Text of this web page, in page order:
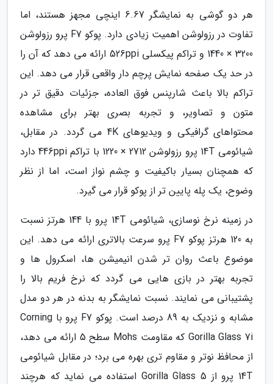
هر دو گوشی به نمایشگر 6.67 اینچی مجهز هستند، اما
تفاوت در رزولوشن اهمیت زیادی دارد. پوکو F7 پرو رزولوشن
3200 × 1440 و تراکم پیکسلی 526ppi ارائه می دهد که آن را
در حد یک صفحه نمایش پرچم دار واقعی قرار می دهد. این
تراکم بالا باعث شارپنس فوق العاده، جزئیات دقیق تر در
متون و تصاویر، و تجربه بصری بهتر برای مشاهده
محتواهای گرافیکی و ویدیوهای 4K می گردد. در مقابل،
شیائومی 14T پرو رزولوشن 2712 × 1220 با تراکم 446ppi دارد
که همچنان بسیار باکیفیت و چشم نواز است، اما از نظر
وضوح، یک پله پایین تر از پوکو قرار می گیرد.
در زمینه نرخ نوسازی، شیائومی 14T پرو با 144 هرتز نسبت
به 120 هرتز پوکو F7 پرو سرعت بالاتری ارائه می دهد. این
موضوع باعث روان تر شدن انیمیشن ها، اسکرول ها و
تجربه بهتر در بازی هایی می گردد که نرخ فریم بالا را
پشتیبانی می نمایند. نسبت نمایشگر به بدنه در هر دو مدل
مشابه و نزدیک به 89 درصد است. پوکو F7 پرو با Corning
Gorilla Glass 7i که مقاومت Mohs سطح 5 ارائه می دهد،
از محافظ نوتر و مقاوم تری بهره می برد؛ در مقابل شیائومی
14T پرو از Gorilla Glass 5 استفاده می نماید که هرچند